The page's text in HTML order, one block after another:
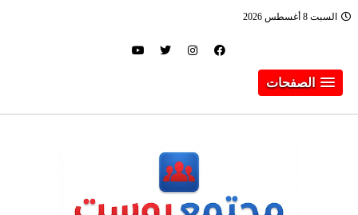
السبت 8 أغسطس 2026
الصفحات